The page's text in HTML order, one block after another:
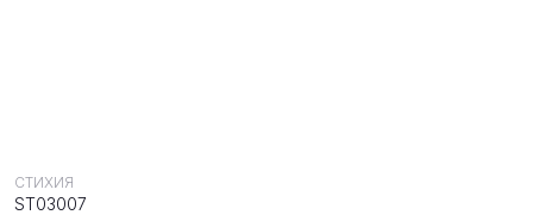
СТИХИЯ
ST03007